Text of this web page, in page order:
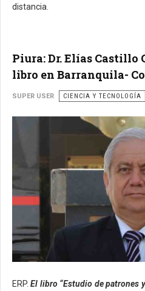
distancia.
Piura: Dr. Elías Castillo
libro en Barranquila-
SUPER USER CIENCIA Y TECNOLOGÍA
ERP.El libro “Estudio de patrones